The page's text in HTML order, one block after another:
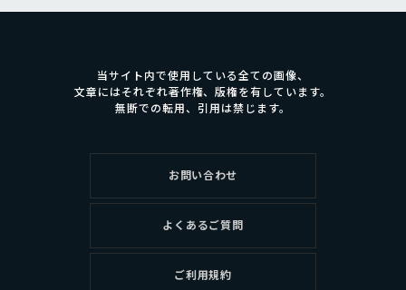
当サイト内で使用している全ての画像、
文章にはそれぞれ著作権、版権を有しています。
無断での転用、引用は禁じます。
お問い合わせ
よくあるご質問
ご利用規約